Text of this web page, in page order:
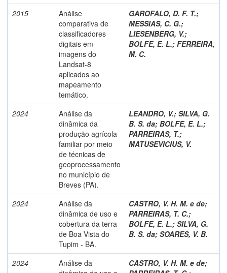
2015
Análise
comparativa de
classificadores
digitais em
imagens do
Landsat-8
aplicados ao
mapeamento
temático.
GAROFALO, D. F. T.;
MESSIAS, C. G.;
LIESENBERG, V.;
BOLFE, E. L.; FERREIRA,
M. C.
2024
Análise da
dinâmica da
produção agrícola
familiar por meio
de técnicas de
geoprocessamento
no município de
Breves (PA).
LEANDRO, V.; SILVA, G.
B. S. da; BOLFE, E. L.;
PARREIRAS, T.;
MATUSEVICIUS, V.
2024
Análise da
dinâmica de uso e
cobertura da terra
de Boa Vista do
Tupim - BA.
CASTRO, V. H. M. e de;
PARREIRAS, T. C.;
BOLFE, E. L.; SILVA, G.
B. S. da; SOARES, V. B.
2024
Análise da
CASTRO, V. H. M. e de;